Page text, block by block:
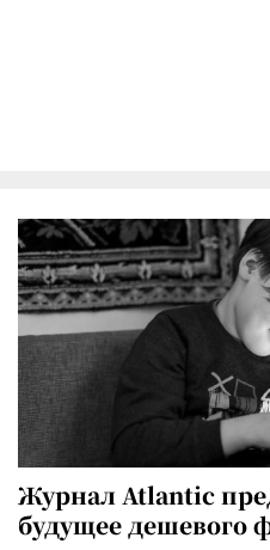
Журнал Atlantic
будущее дешевого